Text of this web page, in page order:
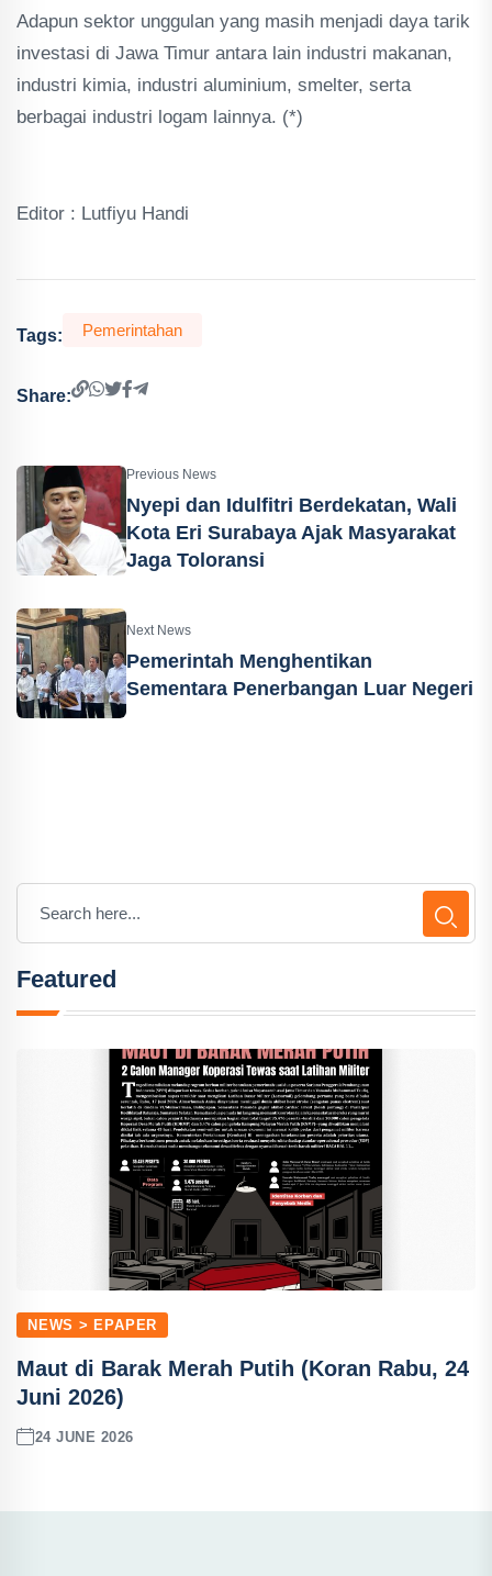
Adapun sektor unggulan yang masih menjadi daya tarik
investasi di Jawa Timur antara lain industri makanan,
industri kimia, industri aluminium, smelter, serta
berbagai industri logam lainnya. (*)
Editor : Lutfiyu Handi
Tags: Pemerintahan
Share:
Previous News
Nyepi dan Idulfitri Berdekatan, Wali
Kota Eri Surabaya Ajak Masyarakat
Jaga Toloransi
Next News
Pemerintah Menghentikan
Sementara Penerbangan Luar Negeri
Featured
NEWS > EPAPER
Maut di Barak Merah Putih (Koran Rabu, 24
Juni 2026)
24 JUNE 2026